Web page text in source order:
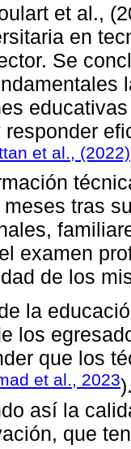
et al.,
en
Se
et al., (2022)
tras
examen
de los
la
los
que los
et al., 2023
así la
que